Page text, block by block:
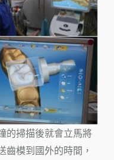
的掃描後就會立馬將
齒模到國外的時間，